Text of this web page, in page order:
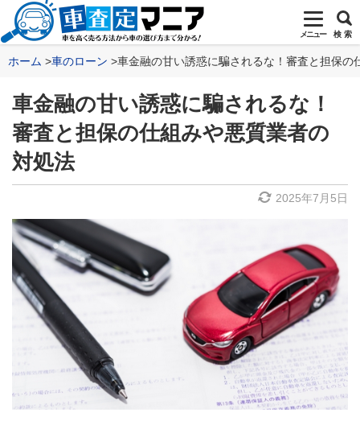
メニュー 検 索
ホーム 車のローン 車金融の甘い誘惑に騙されるな！審査と担保の
車金融の甘い誘惑に騙されるな！
審査と担保の仕組みや悪質業者の
対処法
2025年7月5日